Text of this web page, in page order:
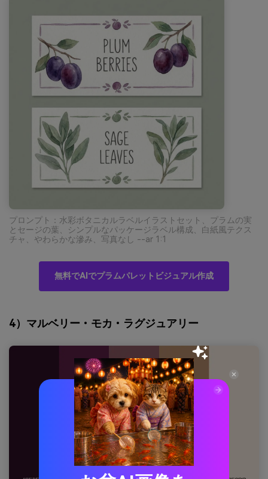
プロンプト：水彩ボタニカルラベルイラストセット、プラムの実
とセージの葉、シンプルなパッケージラベル構成、白紙風テクス
チャ、やわらかな滲み、写真なし --ar 1:1
無料でAIでプラムパレットビジュアル作成
4）マルベリー・モカ・ラグジュアリー